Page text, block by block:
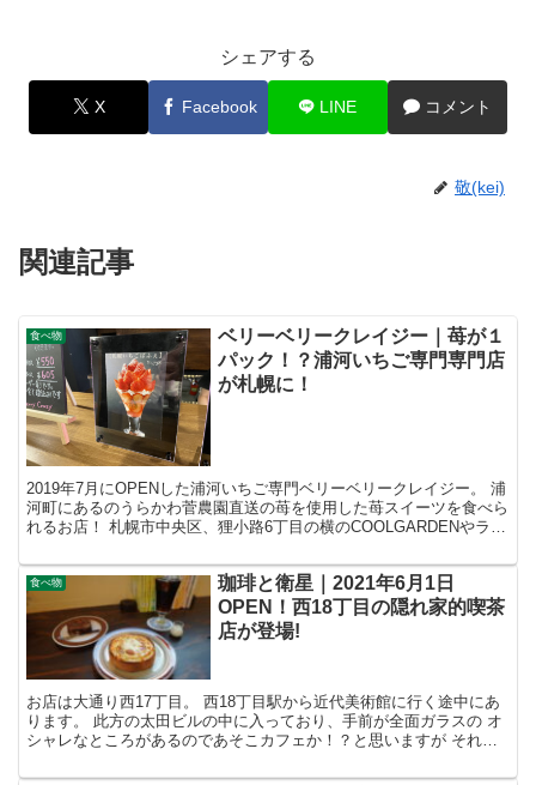
シェアする
X Facebook LINE コメント
敬(kei)
関連記事
食べ物
ベリーベリークレイジー｜苺が１
パック！？浦河いちご専門専門店
が札幌に！
2019年7月にOPENした浦河いちご専門ベリーベリークレイジー。 浦
河町にあるのうらかわ菅農園直送の苺を使用した苺スイーツを食べら
れるお店！ 札幌市中央区、狸小路6丁目の横のCOOLGARDENやラー
食べ物
珈琲と衛星｜2021年6月1日
OPEN！西18丁目の隠れ家的喫茶
店が登場!
お店は大通り西17丁目。 西18丁目駅から近代美術館に行く途中にあ
ります。 此方の太田ビルの中に入っており、手前が全面ガラスの オ
シャレなところがあるのであそこカフェか！？と思いますが それで